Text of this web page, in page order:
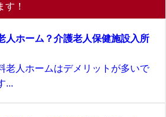
す！
人ホーム？介護老人保健施設入所
老人ホームはデメリットが多いで
...